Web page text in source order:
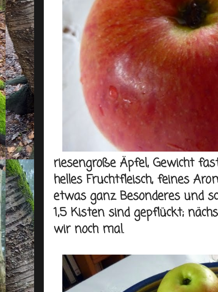
riesengroße Äpfel, Gewicht
helles Fruchtfleisch, feines
etwas ganz Besonderes und
1,5 Kisten sind gepflückt;
wir noch mal.